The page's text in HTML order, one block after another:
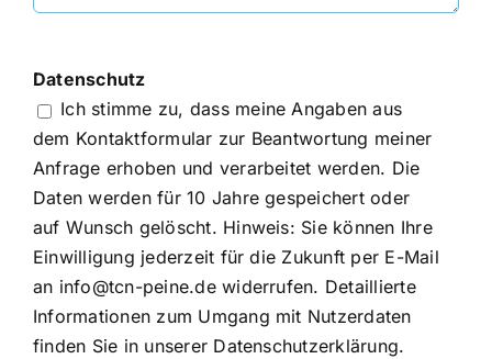
Datenschutz
Ich stimme zu, dass meine Angaben aus
dem Kontaktformular zur Beantwortung meiner
Anfrage erhoben und verarbeitet werden. Die
Daten werden für 10 Jahre gespeichert oder
auf Wunsch gelöscht. Hinweis: Sie können Ihre
Einwilligung jederzeit für die Zukunft per E-Mail
an info@tcn-peine.de widerrufen. Detaillierte
Informationen zum Umgang mit Nutzerdaten
finden Sie in unserer Datenschutzerklärung.